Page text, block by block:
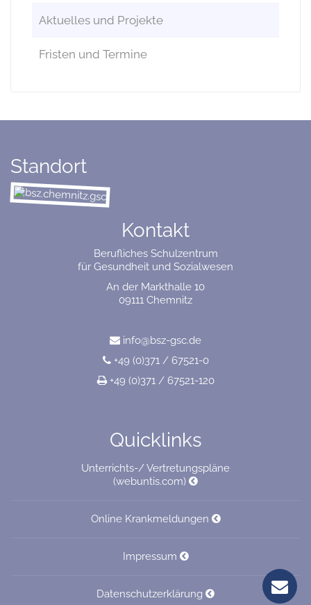
Aktuelles und Projekte
Fristen und Termine
Standort
Kontakt
Berufliches Schulzentrum
für Gesundheit und Sozialwesen
An der Markthalle 10
09111 Chemnitz
info@bsz-gsc.de
+49 (0)371 / 67521-0
+49 (0)371 / 67521-120
Quicklinks
Unterrichts-/ Vertretungspläne
(webuntis.com)
Online Krankmeldungen
Impressum
Datenschutzerklärung